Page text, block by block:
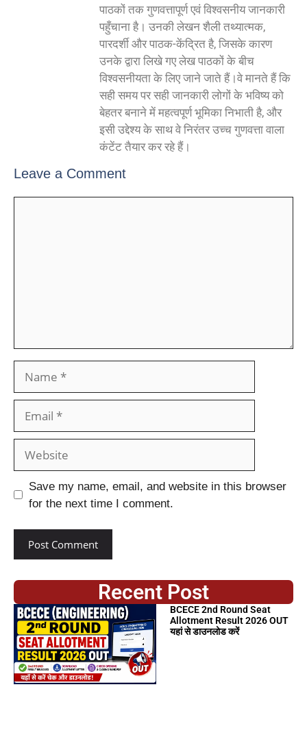
पाठकों तक गुणवत्तापूर्ण एवं विश्वसनीय जानकारी
पहुँचाना है। उनकी लेखन शैली तथ्यात्मक,
पारदर्शी और पाठक-केंद्रित है, जिसके कारण
उनके द्वारा लिखे गए लेख पाठकों के बीच
विश्वसनीयता के लिए जाने जाते हैं।वे मानते हैं कि
सही समय पर सही जानकारी लोगों के भविष्य को
बेहतर बनाने में महत्वपूर्ण भूमिका निभाती है, और
इसी उद्देश्य के साथ वे निरंतर उच्च गुणवत्ता वाला
कंटेंट तैयार कर रहे हैं।
Leave a Comment
Save my name, email, and website in this browser
for the next time I comment.
Recent Post
BCECE 2nd Round Seat
Allotment Result 2026 OUT
यहां से डाउनलोड करें